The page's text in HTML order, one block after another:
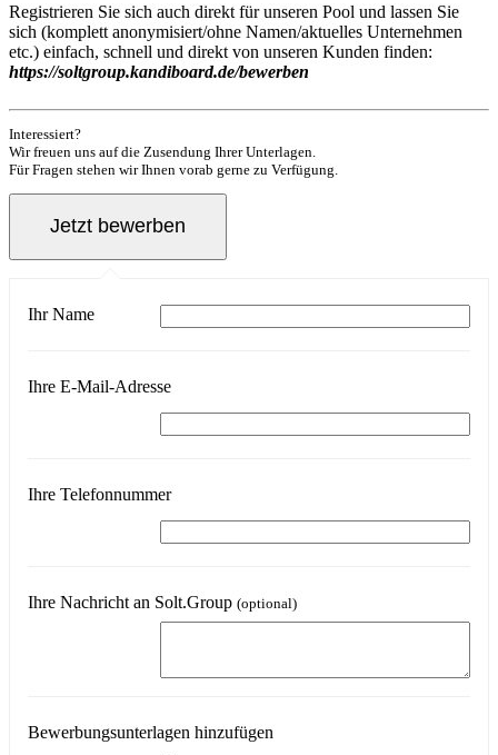
Registrieren Sie sich auch direkt für unseren Pool und lassen Sie
sich (komplett anonymisiert/ohne Namen/aktuelles Unternehmen
etc.) einfach, schnell und direkt von unseren Kunden finden:
https://soltgroup.kandiboard.de/bewerben
Interessiert?
Wir freuen uns auf die Zusendung Ihrer Unterlagen.
Für Fragen stehen wir Ihnen vorab gerne zu Verfügung.
Ihr Name
Ihre E-Mail-Adresse
Ihre Telefonnummer
Ihre Nachricht an Solt.Group (optional)
Bewerbungsunterlagen hinzufügen